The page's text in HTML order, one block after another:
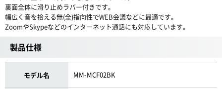
裏面全体に滑り止めラバー付きです。
幅広く音を拾える無(全)指向性でWEB会議などに最適です。
ZoomやSkypeなどのインターネット通話にも対応しています。
製品仕様
モデル名 MM-MCF02BK